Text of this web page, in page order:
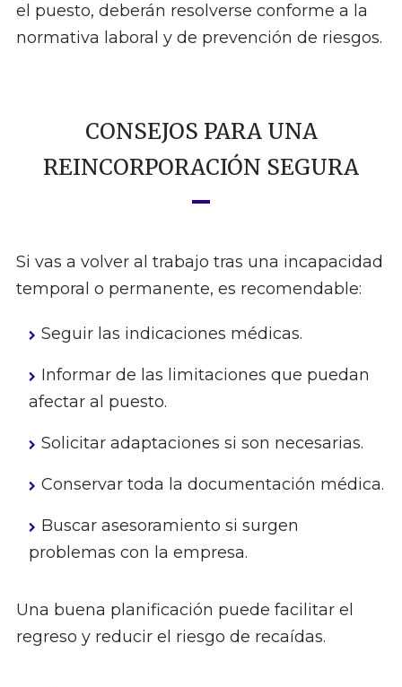
el puesto, deberán resolverse conforme a la
normativa laboral y de prevención de riesgos.
CONSEJOS PARA UNA
REINCORPORACIÓN SEGURA
Si vas a volver al trabajo tras una incapacidad
temporal o permanente, es recomendable:
Seguir las indicaciones médicas.
Informar de las limitaciones que puedan
afectar al puesto.
Solicitar adaptaciones si son necesarias.
Conservar toda la documentación médica.
Buscar asesoramiento si surgen
problemas con la empresa.
Una buena planificación puede facilitar el
regreso y reducir el riesgo de recaídas.